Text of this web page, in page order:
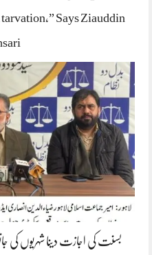
Says Ziauddin
بسنت کی اجازت دینا شہریوں